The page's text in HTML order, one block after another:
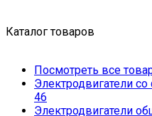
Каталог товаров
Посмотреть все
Электродвигатели
46
Электродвигатели